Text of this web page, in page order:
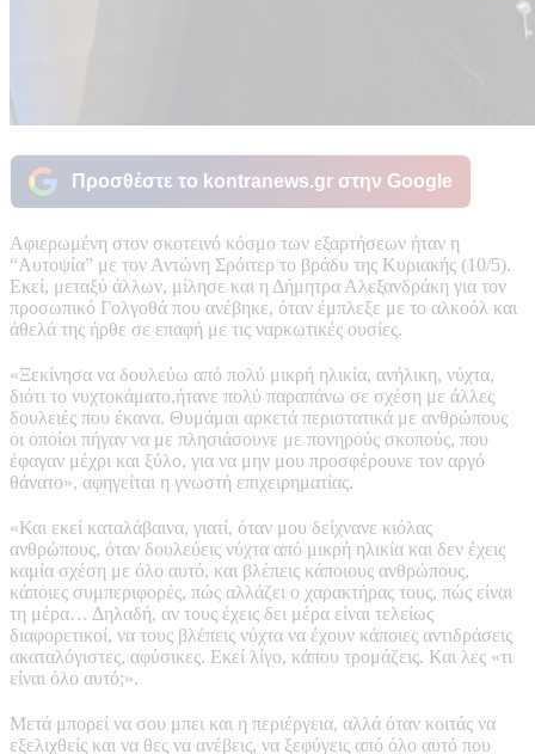
Προσθέστε το kontranews.gr στην Google
Αφιερωμένη στον σκοτεινό κόσμο των εξαρτήσεων ήταν η
“Αυτοψία” με τον Αντώνη Σρόιτερ το βράδυ της Κυριακής (10/5).
Εκεί, μεταξύ άλλων, μίλησε και η Δήμητρα Αλεξανδράκη για τον
προσωπικό Γολγοθά που ανέβηκε, όταν έμπλεξε με το αλκοόλ και
άθελά της ήρθε σε επαφή με τις ναρκωτικές ουσίες.
«Ξεκίνησα να δουλεύω από πολύ μικρή ηλικία, ανήλικη, νύχτα,
διότι το νυχτοκάματο,ήτανε πολύ παραπάνω σε σχέση με άλλες
δουλειές που έκανα. Θυμάμαι αρκετά περιστατικά με ανθρώπους
οι οποίοι πήγαν να με πλησιάσουνε με πονηρούς σκοπούς, που
έφαγαν μέχρι και ξύλο, για να μην μου προσφέρουνε τον αργό
θάνατο», αφηγείται η γνωστή επιχειρηματίας.
«Και εκεί καταλάβαινα, γιατί, όταν μου δείχνανε κιόλας
ανθρώπους, όταν δουλεύεις νύχτα από μικρή ηλικία και δεν έχεις
καμία σχέση με όλο αυτό, και βλέπεις κάποιους ανθρώπους,
κάποιες συμπεριφορές, πώς αλλάζει ο χαρακτήρας τους, πώς είναι
τη μέρα… Δηλαδή, αν τους έχεις δει μέρα είναι τελείως
διαφορετικοί, να τους βλέπεις νύχτα να έχουν κάποιες αντιδράσεις
ακαταλόγιστες, αφύσικες. Εκεί λίγο, κάπου τρομάζεις. Και λες «τι
είναι όλο αυτό;».
Μετά μπορεί να σου μπει και η περιέργεια, αλλά όταν κοιτάς να
εξελιχθείς και να θες να ανέβεις, να ξεφύγεις από όλο αυτό που